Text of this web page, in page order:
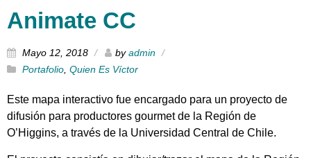
Animate CC
Mayo 12, 2018 byadmin
Portafolio Quien Es Víctor
Este mapa interactivo fue encargado para un proyecto de
difusión para productores gourmet de la Región de
O’Higgins, a través de la Universidad Central de Chile.